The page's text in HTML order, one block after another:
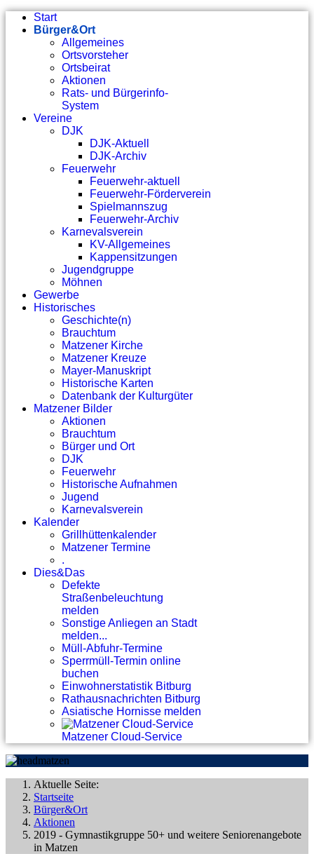
Start
Bürger&Ort
Allgemeines
Ortsvorsteher
Ortsbeirat
Aktionen
Rats- und Bürgerinfo-
System
Vereine
DJK
DJK-Aktuell
DJK-Archiv
Feuerwehr
Feuerwehr-aktuell
Feuerwehr-Förderverein
Spielmannszug
Feuerwehr-Archiv
Karnevalsverein
KV-Allgemeines
Kappensitzungen
Jugendgruppe
Möhnen
Gewerbe
Historisches
Geschichte(n)
Brauchtum
Matzener Kirche
Matzener Kreuze
Mayer-Manuskript
Historische Karten
Datenbank der Kulturgüter
Matzener Bilder
Aktionen
Brauchtum
Bürger und Ort
DJK
Feuerwehr
Historische Aufnahmen
Jugend
Karnevalsverein
Kalender
Grillhüttenkalender
Matzener Termine
.
Dies&Das
Defekte
Straßenbeleuchtung
melden
Sonstige Anliegen an Stadt
melden...
Müll-Abfuhr-Termine
Sperrmüll-Termin online
buchen
Einwohnerstatistik Bitburg
Rathausnachrichten Bitburg
Asiatische Hornisse melden
Matzener Cloud-Service
Aktuelle Seite:
Startseite
Bürger&Ort
Aktionen
2019 - Gymnastikgruppe 50+ und weitere Seniorenangebote
in Matzen